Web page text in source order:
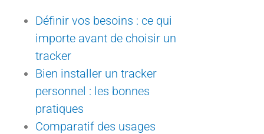
Définir vos besoins : ce qui
importe avant de choisir un
tracker
Bien installer un tracker
personnel : les bonnes
pratiques
Comparatif des usages